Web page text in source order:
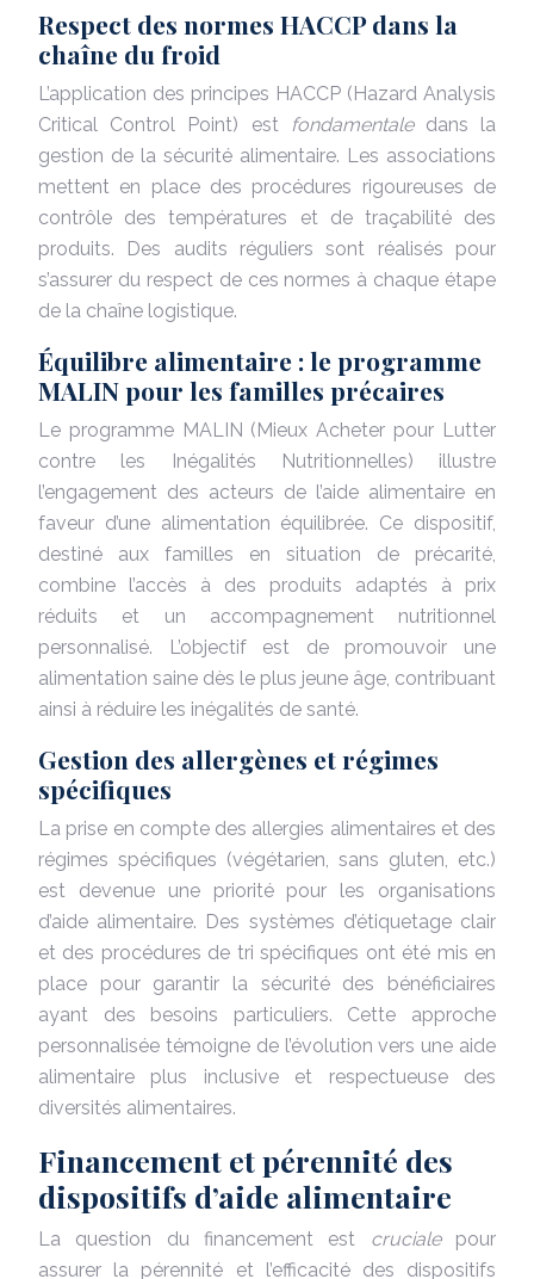
Respect des normes HACCP dans la
chaîne du froid
L’application des principes HACCP (Hazard Analysis
Critical Control Point) est
fondamentale dans la
gestion de la sécurité alimentaire. Les associations
mettent en place des procédures rigoureuses de
contrôle des températures et de traçabilité des
produits. Des audits réguliers sont réalisés pour
s’assurer du respect de ces normes à chaque étape
de la chaîne logistique.
Équilibre alimentaire : le programme
MALIN pour les familles précaires
Le programme MALIN (Mieux Acheter pour Lutter
contre les Inégalités Nutritionnelles) illustre
l’engagement des acteurs de l’aide alimentaire en
faveur d’une alimentation équilibrée. Ce dispositif,
destiné aux familles en situation de précarité,
combine l’accès à des produits adaptés à prix
réduits et un accompagnement nutritionnel
personnalisé. L’objectif est de promouvoir une
alimentation saine dès le plus jeune âge, contribuant
ainsi à réduire les inégalités de santé.
Gestion des allergènes et régimes
spécifiques
La prise en compte des allergies alimentaires et des
régimes spécifiques (végétarien, sans gluten, etc.)
est devenue une priorité pour les organisations
d’aide alimentaire. Des systèmes d’étiquetage clair
et des procédures de tri spécifiques ont été mis en
place pour garantir la sécurité des bénéficiaires
ayant des besoins particuliers. Cette approche
personnalisée témoigne de l’évolution vers une aide
alimentaire plus inclusive et respectueuse des
diversités alimentaires.
Financement et pérennité des
dispositifs d’aide alimentaire
La question du financement est cruciale pour
assurer la pérennité et l’efficacité des dispositifs